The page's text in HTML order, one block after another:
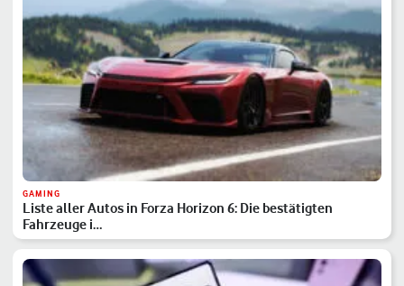
GAMING
Liste aller Autos in Forza Horizon 6: Die bestätigten
Fahrzeuge i…